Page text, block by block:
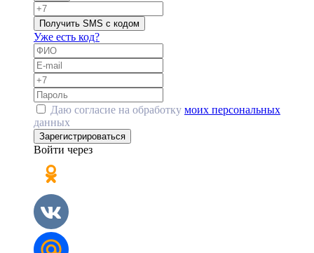
Получить SMS с кодом
Уже есть код?
Даю согласие на обработку моих персональных
данных
Зарегистрироваться
Войти через